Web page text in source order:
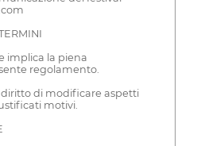
implica la piena
regolamento.
diritto di modificare aspetti
motivi.